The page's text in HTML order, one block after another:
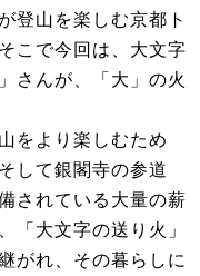
登山を楽しむ京都ト
こで今回は、大文字
さんが、「大」の火
をより楽しむため
して銀閣寺の参道
されている大量の薪
「大文字の送り火」
がれ、その暮らしに